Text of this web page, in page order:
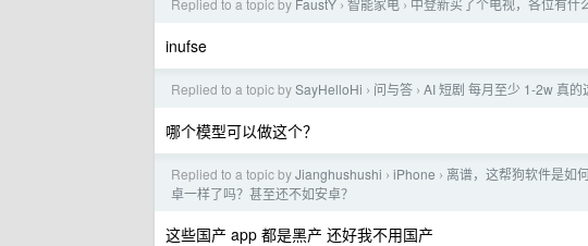
Replied to a topic by FaustY › 智能家电 › 中登新买了个电视，各位有什
inufse
Replied to a topic bySayHelloHi › 问与答 › AI 短剧 每月至少 1-2w 真的
哪个模型可以做这个？
Replied to a topic byJianghushushi › iPhone › 离谱，这帮狗软件是如
卓一样了吗？甚至还不如安卓？
这些国产 app 都是黑产 还好我不用国产